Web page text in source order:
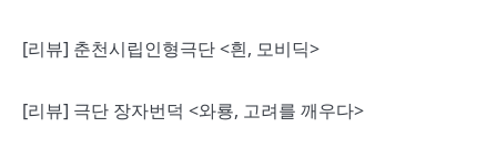
[리뷰] 춘천시립인형극단 <흰, 모비딕>
[리뷰] 극단 장자번덕 <와룡, 고려를 깨우다>